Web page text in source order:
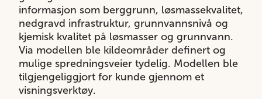
informasjon som berggrunn, løsmassekvalitet,
nedgravd infrastruktur, grunnvannsnivå og
kjemisk kvalitet på løsmasser og grunnvann.
Via modellen ble kildeområder definert og
mulige spredningsveier tydelig. Modellen ble
tilgjengeliggjort for kunde gjennom et
visningsverktøy.